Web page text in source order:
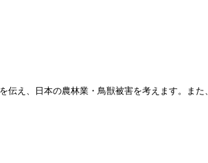
伝え、日本の農林業・鳥獣被害を考えます。ま